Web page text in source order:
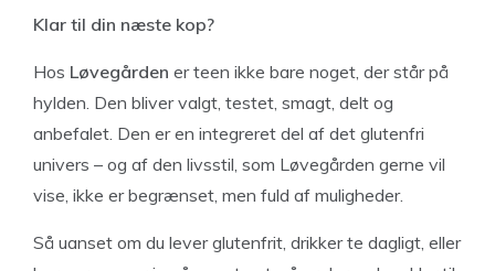
Klar til din næste kop?
Hos Løvegården er teen ikke bare noget, der står på
hylden. Den bliver valgt, testet, smagt, delt og
anbefalet. Den er en integreret del af det glutenfri
univers – og af den livsstil, som Løvegården gerne vil
vise, ikke er begrænset, men fuld af muligheder.
Så uanset om du lever glutenfrit, drikker te dagligt, eller